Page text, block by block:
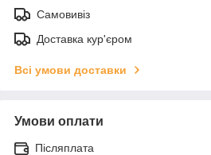
Самовивіз
Доставка кур'єром
Всі умови доставки
Умови оплати
Післяплата